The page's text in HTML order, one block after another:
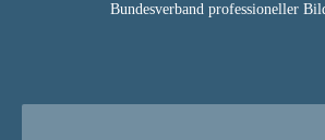
Bundesverband professioneller